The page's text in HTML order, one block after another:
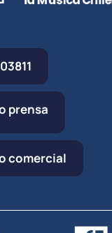
prensa
comercial